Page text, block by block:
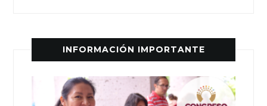
INFORMACIÓN IMPORTANTE